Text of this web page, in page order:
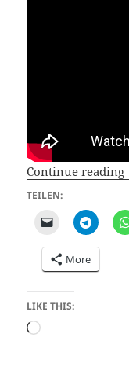
Continue reading
TEILEN:
More
LIKE THIS:
Loading…